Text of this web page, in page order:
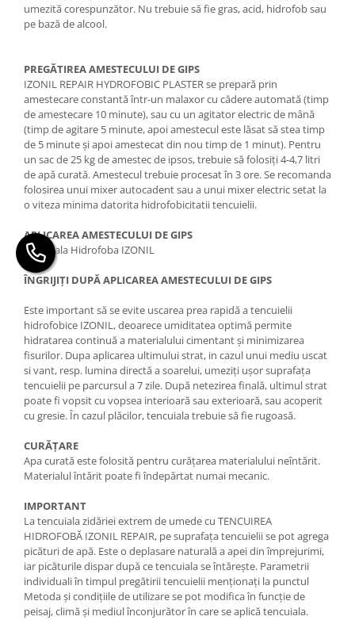
umezită corespunzător. Nu trebuie să fie gras, acid, hidrofob sau
pe bază de alcool.
PREGĂTIREA AMESTECULUI DE GIPS
IZONIL REPAIR HYDROFOBIC PLASTER se prepară prin
amestecare constantă într-un malaxor cu cădere automată (timp
de amestecare 10 minute), sau cu un agitator electric de mână
(timp de agitare 5 minute, apoi amestecul este lăsat să stea timp
de 5 minute și apoi amestecat din nou timp de 1 minut). Pentru
un sac de 25 kg de amestec de ipsos, trebuie să folosiți 4-4,7 litri
de apă curată. Amestecul trebuie procesat în 3 ore. Se recomanda
folosirea unui mixer autocadent sau a unui mixer electric setat la
o viteza minima datorita hidrofobicitatii tencuielii.
APLICAREA AMESTECULUI DE GIPS
Tencuiala Hidrofoba IZONIL
ÎNGRIJIȚI DUPĂ APLICAREA AMESTECULUI DE GIPS
Este important să se evite uscarea prea rapidă a tencuielii
hidrofobice IZONIL, deoarece umiditatea optimă permite
hidratarea continuă a materialului cimentant și minimizarea
fisurilor. Dupa aplicarea ultimului strat, in cazul unui mediu uscat
si vant, resp. lumina directă a soarelui, umeziți ușor suprafața
tencuielii pe parcursul a 7 zile. După netezirea finală, ultimul strat
poate fi vopsit cu vopsea interioară sau exterioară, sau acoperit
cu gresie. În cazul plăcilor, tencuiala trebuie să fie rugoasă.
CURĂȚARE
Apa curată este folosită pentru curățarea materialului neîntărit.
Materialul întărit poate fi îndepărtat numai mecanic.
IMPORTANT
La tencuiala zidăriei extrem de umede cu TENCUIREA
HIDROFOBĂ IZONIL REPAIR, pe suprafața tencuielii se pot agrega
picături de apă. Este o deplasare naturală a apei din împrejurimi,
iar picăturile dispar după ce tencuiala se întărește. Parametrii
individuali în timpul pregătirii tencuielii menționați la punctul
Metoda și condițiile de utilizare se pot modifica în funcție de
peisaj, climă și mediul înconjurător în care se aplică tencuiala.